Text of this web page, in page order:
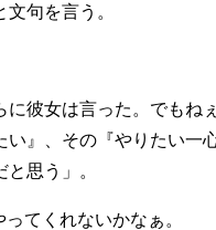
句を言う。
女は言った。でもね
』、その『やりたい
思う」。
てくれないかなぁ。